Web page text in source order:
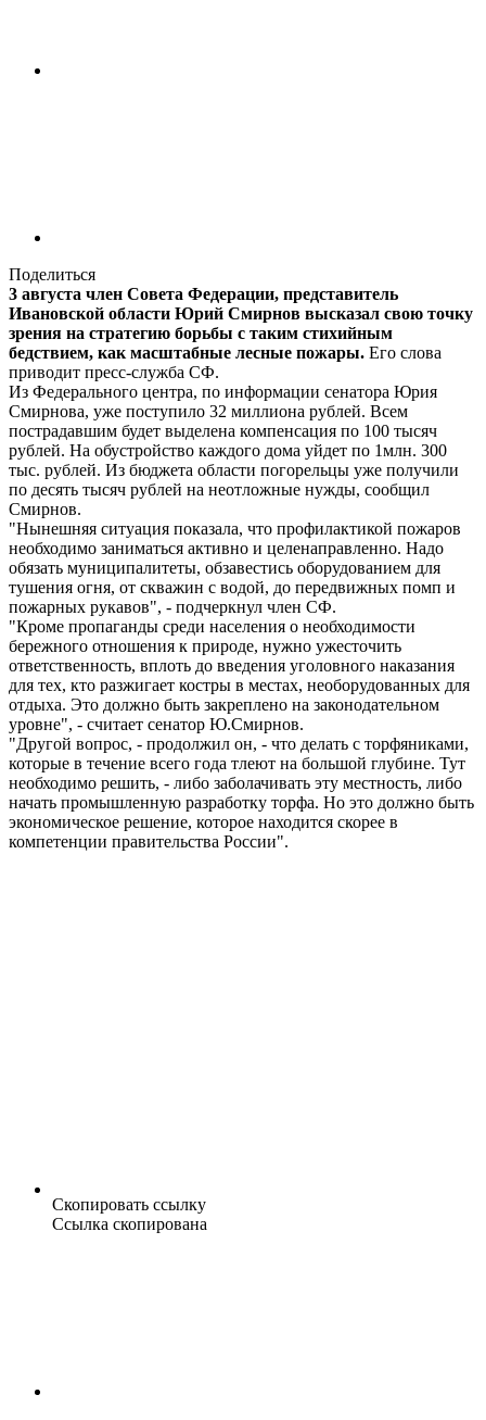
Поделиться
3 августа член Совета Федерации, представитель
Ивановской области Юрий Смирнов высказал свою точку
зрения на стратегию борьбы с таким стихийным
бедствием, как масштабные лесные пожары. Его слова
приводит пресс-служба СФ.
Из Федерального центра, по информации сенатора Юрия
Смирнова, уже поступило 32 миллиона рублей. Всем
пострадавшим будет выделена компенсация по 100 тысяч
рублей. На обустройство каждого дома уйдет по 1млн. 300
тыс. рублей. Из бюджета области погорельцы уже получили
по десять тысяч рублей на неотложные нужды, сообщил
Смирнов.
"Нынешняя ситуация показала, что профилактикой пожаров
необходимо заниматься активно и целенаправленно. Надо
обязать муниципалитеты, обзавестись оборудованием для
тушения огня, от скважин с водой, до передвижных помп и
пожарных рукавов", - подчеркнул член СФ.
"Кроме пропаганды среди населения о необходимости
бережного отношения к природе, нужно ужесточить
ответственность, вплоть до введения уголовного наказания
для тех, кто разжигает костры в местах, необорудованных для
отдыха. Это должно быть закреплено на законодательном
уровне", - считает сенатор Ю.Смирнов.
"Другой вопрос, - продолжил он, - что делать с торфяниками,
которые в течение всего года тлеют на большой глубине. Тут
необходимо решить, - либо заболачивать эту местность, либо
начать промышленную разработку торфа. Но это должно быть
экономическое решение, которое находится скорее в
компетенции правительства России".
Скопировать ссылку
Ссылка скопирована